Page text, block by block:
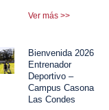
Ver más >>
Bienvenida 2026
Entrenador
Deportivo –
Campus Casona
Las Condes